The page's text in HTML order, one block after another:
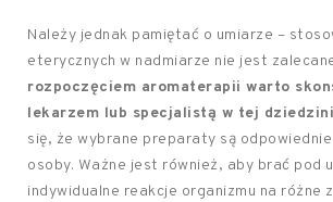
Należy jednak pamiętać o umiarze –
eterycznych w nadmiarze nie jest
rozpoczęciem aromaterapii warto
lekarzem lub specjalistą w tej
się, że wybrane preparaty są
osoby. Ważne jest również, aby brać pod
indywidualne reakcje organizmu na różne